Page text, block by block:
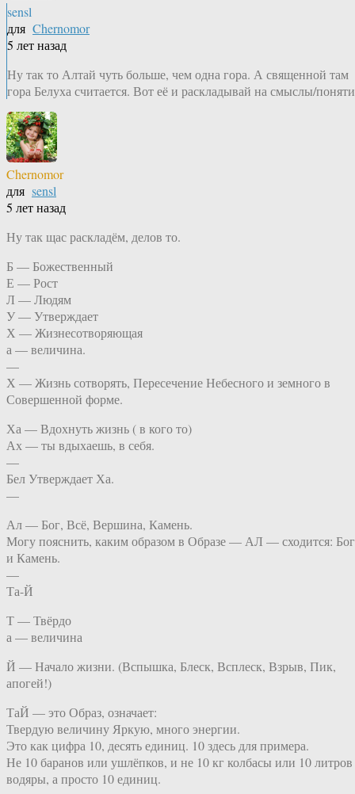
sensl
для Chernomor
5 лет назад
Ну так то Алтай чуть больше, чем одна гора. А священной там
гора Белуха считается. Вот её и раскладывай на смыслы/
Chernomor
для sensl
5 лет назад
Ну так щас раскладём, делов то.
Б — Божественный
Е — Рост
Л — Людям
У — Утверждает
Х — Жизнесотворяющая
а — величина.
—
Х — Жизнь сотворять, Пересечение Небесного и земного в
Совершенной форме.
Ха — Вдохнуть жизнь ( в кого то)
Ах — ты вдыхаешь, в себя.
—
Бел Утверждает Ха.
—
Ал — Бог, Всё, Вершина, Камень.
Могу пояснить, каким образом в Образе — АЛ — сходится: Бог
и Камень.
—
Та-Й
Т — Твёрдо
а — величина
Й — Начало жизни. (Вспышка, Блеск, Всплеск, Взрыв, Пик,
апогей!)
ТаЙ — это Образ, означает:
Твердую величину Яркую, много энергии.
Это как цифра 10, десять единиц. 10 здесь для примера.
Не 10 баранов или ушлёпков, и не 10 кг колбасы или 10 литров
водяры, а просто 10 единиц.